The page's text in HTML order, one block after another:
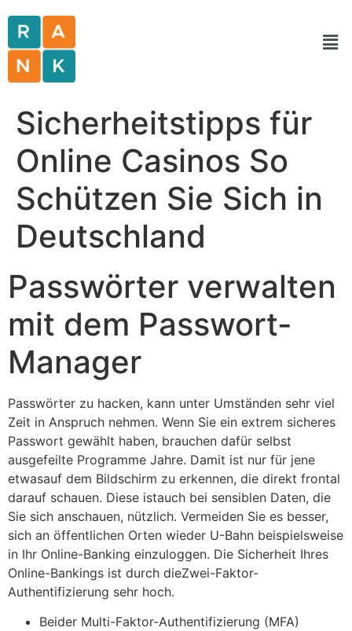
Sicherheitstipps für
Online Casinos So
Schützen Sie Sich in
Deutschland
Passwörter verwalten
mit dem Passwort-
Manager
Passwörter zu hacken, kann unter Umständen sehr viel
Zeit in Anspruch nehmen. Wenn Sie ein extrem sicheres
Passwort gewählt haben, brauchen dafür selbst
ausgefeilte Programme Jahre. Damit ist nur für jene
etwasauf dem Bildschirm zu erkennen, die direkt frontal
darauf schauen. Diese istauch bei sensiblen Daten, die
Sie sich anschauen, nützlich. Vermeiden Sie es besser,
sich an öffentlichen Orten wieder U-Bahn beispielsweise
in Ihr Online-Banking einzuloggen. Die Sicherheit Ihres
Online-Bankings ist durch dieZwei-Faktor-
Authentifizierung sehr hoch.
Beider Multi-Faktor-Authentifizierung (MFA)